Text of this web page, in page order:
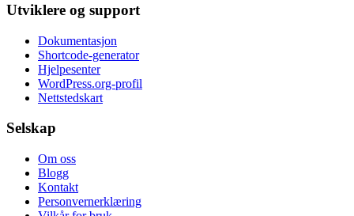
Utviklere og support
Dokumentasjon
Shortcode-generator
Hjelpesenter
WordPress.org-profil
Nettstedskart
Selskap
Om oss
Blogg
Kontakt
Personvernerklæring